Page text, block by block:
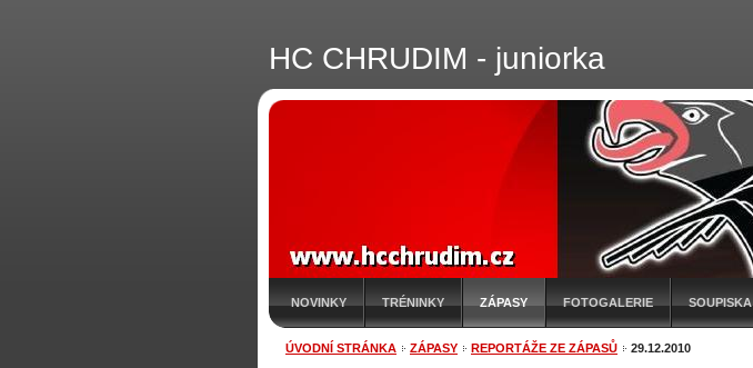
HC CHRUDIM - juniorka
NOVINKY TRÉNINKY ZÁPASY FOTOGALERIE SOUPISKA
ÚVODNÍ STRÁNKA ZÁPASY REPORTÁŽE ZE ZÁPASŮ 29.12.2010